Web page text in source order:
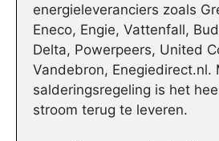
energieleveranciers zoals
Eneco, Engie, Vattenfall,
Delta, Powerpeers, United
Vandebron, Enegiedirect.nl.
salderingsregeling is het
stroom terug te leveren.